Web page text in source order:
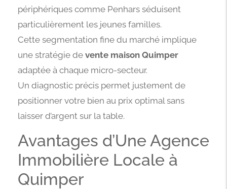
périphériques comme Penhars séduisent
particulièrement les jeunes familles.
Cette segmentation fine du marché implique
une stratégie de vente maison Quimper
adaptée à chaque micro-secteur.
Un diagnostic précis permet justement de
positionner votre bien au prix optimal sans
laisser d’argent sur la table.
Avantages d’Une Agence
Immobilière Locale à
Quimper